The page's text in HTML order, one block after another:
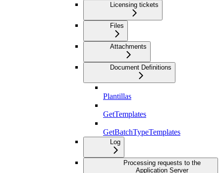
Licensing tickets
Files
Attachments
Document Definitions
Plantillas
GetTemplates
GetBatchTypeTemplates
Log
Processing requests to the
Application Server